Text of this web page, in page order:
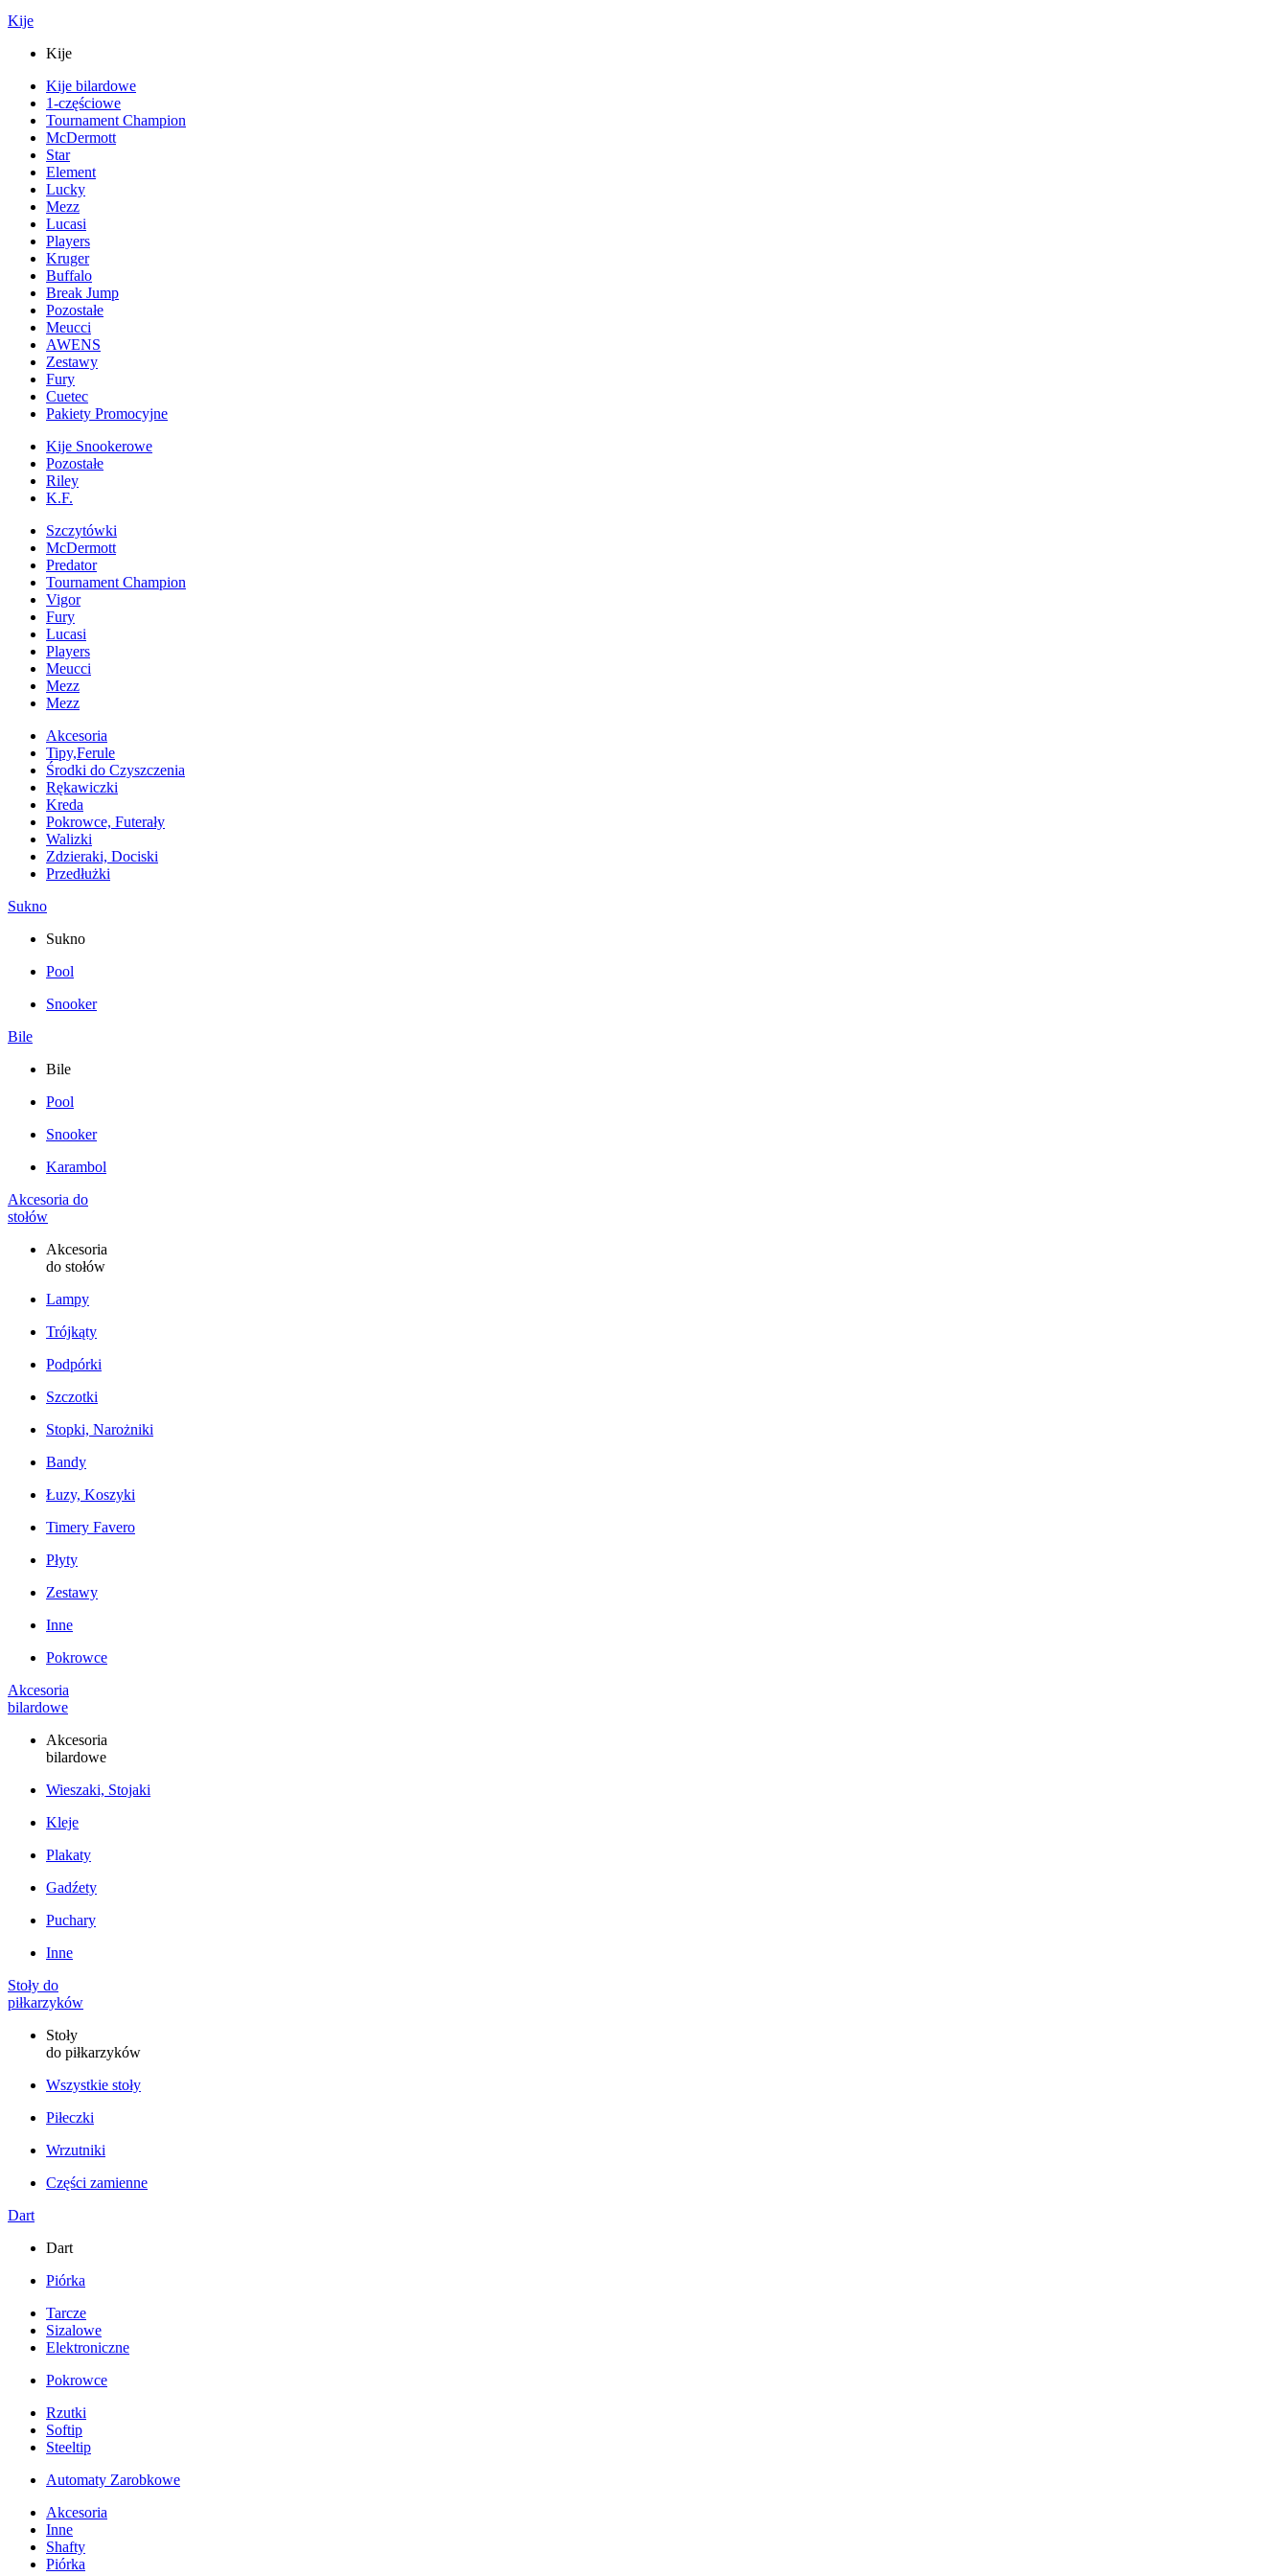
Kije
Kije
Kije bilardowe
1-częściowe
Tournament Champion
McDermott
Star
Element
Lucky
Mezz
Lucasi
Players
Kruger
Buffalo
Break Jump
Pozostałe
Meucci
AWENS
Zestawy
Fury
Cuetec
Pakiety Promocyjne
Kije Snookerowe
Pozostałe
Riley
K.F.
Szczytówki
McDermott
Predator
Tournament Champion
Vigor
Fury
Lucasi
Players
Meucci
Mezz
Mezz
Akcesoria
Tipy,Ferule
Środki do Czyszczenia
Rękawiczki
Kreda
Pokrowce, Futerały
Walizki
Zdzieraki, Dociski
Przedłużki
Sukno
Sukno
Pool
Snooker
Bile
Bile
Pool
Snooker
Karambol
Akcesoria do
stołów
Akcesoria
do stołów
Lampy
Trójkąty
Podpórki
Szczotki
Stopki, Narożniki
Bandy
Łuzy, Koszyki
Timery Favero
Płyty
Zestawy
Inne
Pokrowce
Akcesoria
bilardowe
Akcesoria
bilardowe
Wieszaki, Stojaki
Kleje
Plakaty
Gadźety
Puchary
Inne
Stoły do
piłkarzyków
Stoły
do piłkarzyków
Wszystkie stoły
Piłeczki
Wrzutniki
Części zamienne
Dart
Dart
Piórka
Tarcze
Sizalowe
Elektroniczne
Pokrowce
Rzutki
Softip
Steeltip
Automaty Zarobkowe
Akcesoria
Inne
Shafty
Piórka